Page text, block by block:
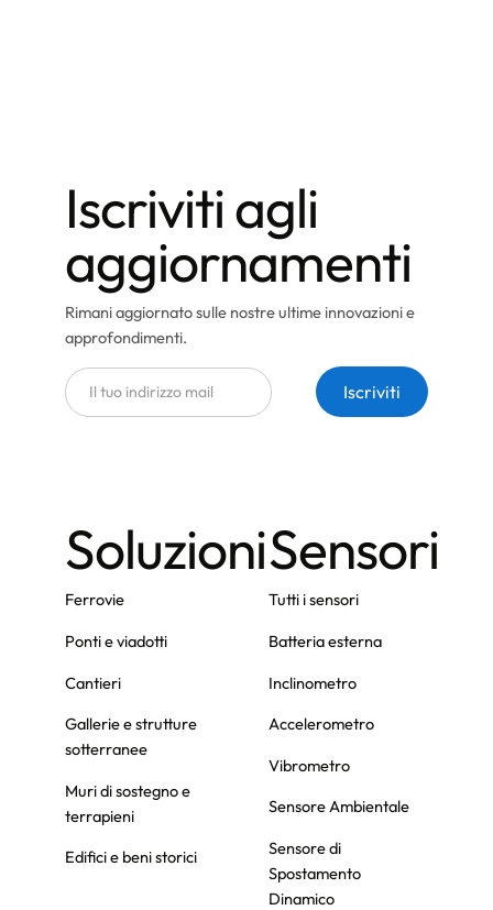
Iscriviti agli
aggiornamenti
Rimani aggiornato sulle nostre ultime innovazioni e
approfondimenti.
Soluzioni
Ferrovie
Ponti e viadotti
Cantieri
Gallerie e strutture
sotterranee
Muri di sostegno e
terrapieni
Edifici e beni storici
Sensori
Tutti i sensori
Batteria esterna
Inclinometro
Accelerometro
Vibrometro
Sensore Ambientale
Sensore di
Spostamento
Dinamico